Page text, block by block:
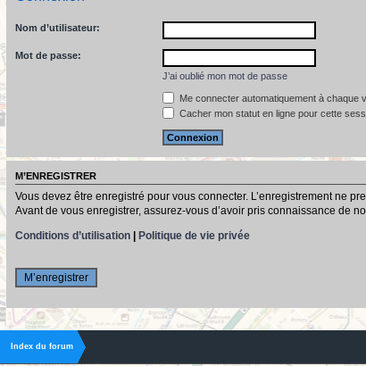
Nom d’utilisateur:
Mot de passe:
J’ai oublié mon mot de passe
Me connecter automatiquement à chaque
Cacher mon statut en ligne pour cette
M’ENREGISTRER
Vous devez être enregistré pour vous connecter. L’enregistrement ne
Avant de vous enregistrer, assurez-vous d’avoir pris connaissance de
Conditions d’utilisation
Politique de vie privée
M’enregistrer
Index du forum